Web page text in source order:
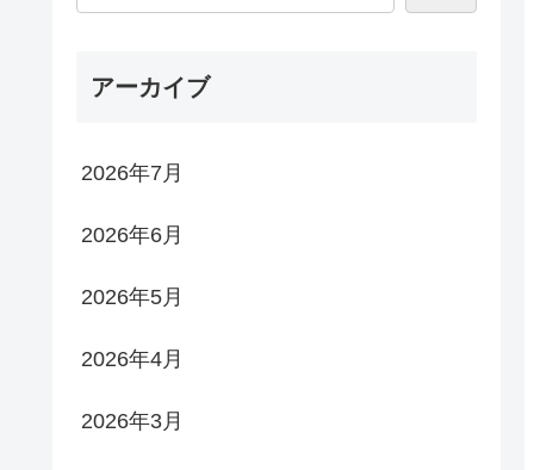
アーカイブ
2026年7月
2026年6月
2026年5月
2026年4月
2026年3月